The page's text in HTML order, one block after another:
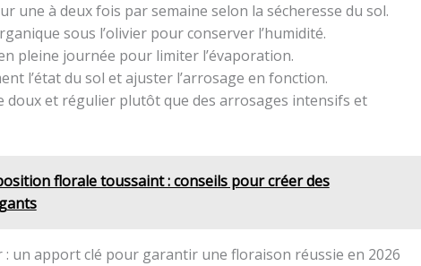
une à deux fois par semaine selon la sécheresse du sol.
sous l’olivier pour conserver l’humidité.
pleine journée pour limiter l’évaporation.
l’état du sol et ajuster l’arrosage en fonction.
doux et régulier plutôt que des arrosages intensifs et
florale toussaint : conseils pour créer des
un apport clé pour garantir une floraison réussie en 2026